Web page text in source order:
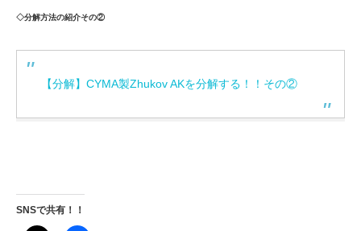
◇分解方法の紹介その②
【分解】CYMA製Zhukov AKを分解する！！その②
SNSで共有！！